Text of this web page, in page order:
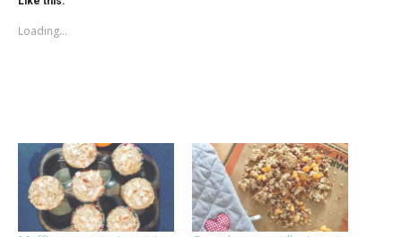
in
window)
Loading...